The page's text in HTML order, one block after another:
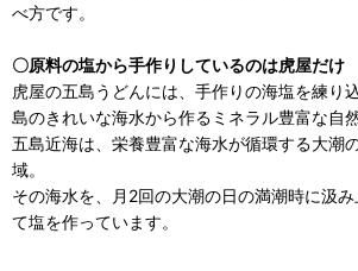
べ方です。
〇原料の塩から手作りしているのは虎屋だけ
虎屋の五島うどんには、手作りの海塩を練り
島のきれいな海水から作るミネラル豊富な自然
五島近海は、栄養豊富な海水が循環する大潮
域。
その海水を、月2回の大潮の日の満潮時に汲
て塩を作っています。